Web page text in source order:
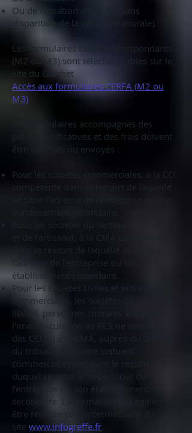
Ou de cessation d’activité (sans
disparition de la personne morale).
Les formulaires CERFA correspondants
(M2 ou M3) sont téléchargeables sur le
site du Guichet
Accès aux formulaires CERFA (M2 ou
M3)
Ces formulaires accompagnés des
pièces justificatives et des frais doivent
être déposés ou envoyés :
Pour les sociétés commerciales, à la CCI
compétente dans le ressort de laquelle
Pour les sociétés du secteur des métiers
et de l'artisanat, à la CMA compétente
dans le ressort de laquelle se situe
l'adresse de l'entreprise ou son
établissement secondaire.
Pour les sociétés civiles et autres que
commerciales, les sociétés d'exercice
libéral, personnes morales assujetties à
l'immatriculation au RCS ne relevant pas
des CCI ou des CMA, auprès du GTC ou
du tribunal judiciaire statuant
commercialement dans le ressort
duquel se situe le siège social de
l'entreprise ou son établissement
secondaire. La formalité peut également
être réalisée par l'intermédiaire du
site www.infogreffe.fr